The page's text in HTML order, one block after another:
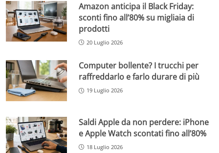
Amazon anticipa il Black Friday:
sconti fino all’80% su migliaia di
prodotti
20 Luglio 2026
Computer bollente? I trucchi per
raffreddarlo e farlo durare di più
19 Luglio 2026
Saldi Apple da non perdere: iPhone
e Apple Watch scontati fino all’80%
18 Luglio 2026